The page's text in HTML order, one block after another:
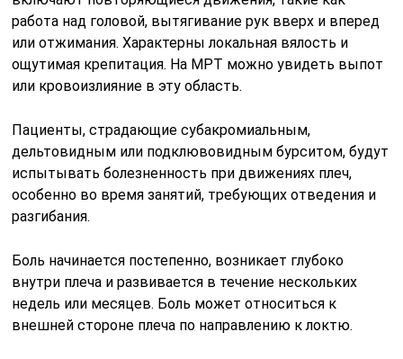
работа над головой, вытягивание рук вверх и вперед
или отжимания. Характерны локальная вялость и
ощутимая крепитация. На МРТ можно увидеть выпот
или кровоизлияние в эту область.
Пациенты, страдающие субакромиальным,
дельтовидным или подклювовидным бурситом, будут
испытывать болезненность при движениях плеч,
особенно во время занятий, требующих отведения и
разгибания.
Боль начинается постепенно, возникает глубоко
внутри плеча и развивается в течение нескольких
недель или месяцев. Боль может относиться к
внешней стороне плеча по направлению к локтю.